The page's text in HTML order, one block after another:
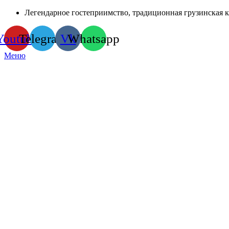
Легендарное гостеприимство, традиционная
TelegramVkWhatsapp
Меню